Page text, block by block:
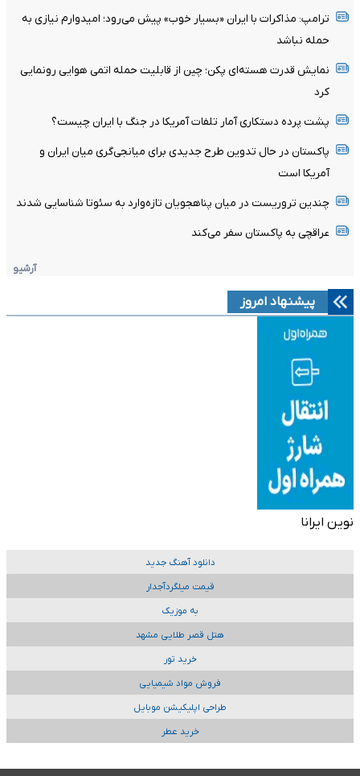
ترامپ: مذاکرات با ایران «بسیار خوب» پیش می‌رود؛ امیدوارم نیازی به
حمله نباشد
نمایش قدرت هسته‌ای پکن؛ چین از قابلیت حمله اتمی هوایی رونمایی
کرد
پشت پرده دستکاری آمار تلفات آمریکا در جنگ با ایران چیست؟
پاکستان در حال تدوین طرح جدیدی برای میانجی‌گری میان ایران و
آمریکا است
چندین تروریست در میان پناهجویان تازه‌وارد به سئوتا شناسایی شدند
عراقچی به پاکستان سفر می‌کند
آرشیو
پیشنهاد امروز
نوین ایرانا
دانلود آهنگ جدید
قیمت میلگردآجدار
به موزیک
هتل قصر طلایی مشهد
خرید تور
فروش مواد شیمیایی
طراحی اپلیکیشن موبایل
خرید عطر